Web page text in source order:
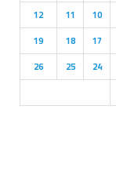
R
C
H
10
11
12
17
18
19
24
25
26